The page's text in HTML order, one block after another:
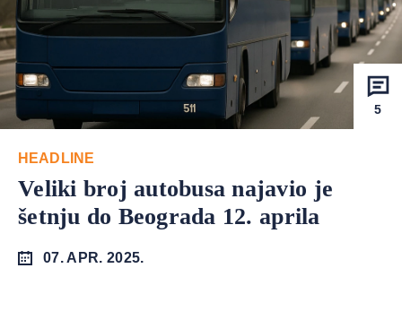
5
HEADLINE
Veliki broj autobusa najavio je
šetnju do Beograda 12. aprila
07. APR. 2025.